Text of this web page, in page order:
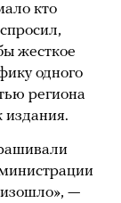
кто
жесткое
одного
региона
издания.
—